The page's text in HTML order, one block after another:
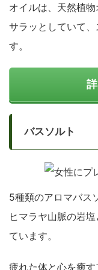
オイルは、天然植物
サラッとしていて
す。
バスソルト
5種類のアロマバス
ヒマラヤ山脈の岩
ています。
疲れた体と心を癒す